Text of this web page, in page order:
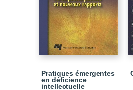
Pratiques émergentes
en déficience
intellectuelle